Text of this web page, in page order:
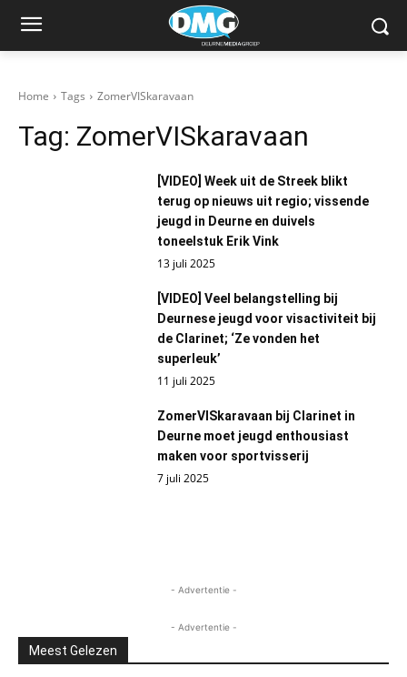
Home Tags ZomerVISkaravaan
Tag: ZomerVISkaravaan
[VIDEO] Week uit de Streek blikt
terug op nieuws uit regio; vissende
jeugd in Deurne en duivels
toneelstuk Erik Vink
13 juli 2025
[VIDEO] Veel belangstelling bij
Deurnese jeugd voor visactiviteit bij
de Clarinet; ‘Ze vonden het
superleuk’
11 juli 2025
ZomerVISkaravaan bij Clarinet in
Deurne moet jeugd enthousiast
maken voor sportvisserij
7 juli 2025
- Advertentie -
- Advertentie -
Meest Gelezen